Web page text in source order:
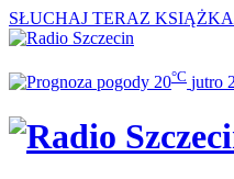
SŁUCHAJ TERAZ KSIĄŻKA
20°C jutro